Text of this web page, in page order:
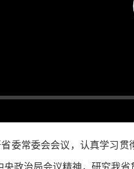
常委会会议，认真学习贯